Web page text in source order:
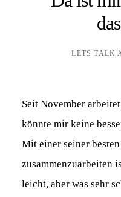
LETS TALK
Seit November
könnte mir keine
Mit einer seiner
zusammenzuarbeiten
leicht, aber was sehr